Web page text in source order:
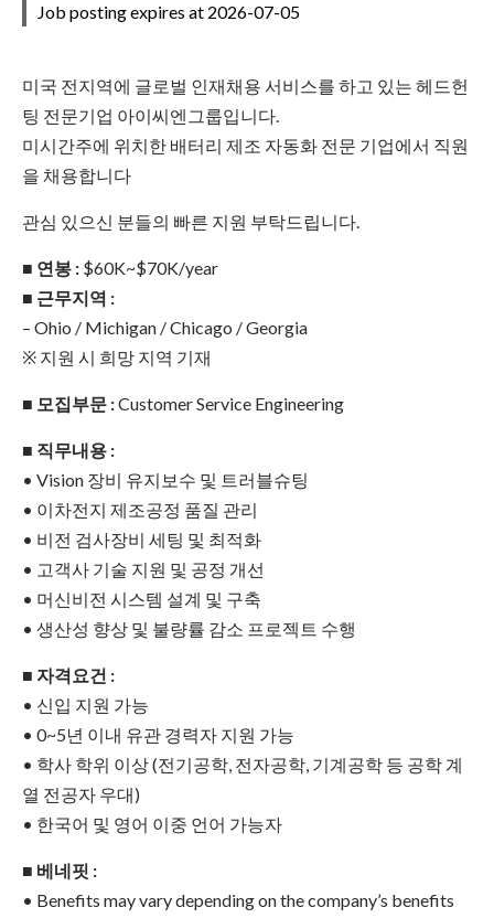
Job posting expires at 2026-07-05
미국 전지역에 글로벌 인재채용 서비스를 하고 있는 헤드헌
팅 전문기업 아이씨엔그룹입니다.
미시간주에 위치한 배터리 제조 자동화 전문 기업에서 직원
을 채용합니다
관심 있으신 분들의 빠른 지원 부탁드립니다.
■ 연봉 : $60K~$70K/year
■ 근무지역 :
– Ohio / Michigan / Chicago / Georgia
※ 지원 시 희망 지역 기재
■ 모집부문 :Customer Service Engineering
■ 직무내용 :
• Vision 장비 유지보수 및 트러블슈팅
• 이차전지 제조공정 품질 관리
• 비전 검사장비 세팅 및 최적화
• 고객사 기술 지원 및 공정 개선
• 머신비전 시스템 설계 및 구축
• 생산성 향상 및 불량률 감소 프로젝트 수행
■ 자격요건 :
• 신입 지원 가능
• 0~5년 이내 유관 경력자 지원 가능
• 학사 학위 이상 (전기공학, 전자공학, 기계공학 등 공학 계
열 전공자 우대)
• 한국어 및 영어 이중 언어 가능자
■ 베네핏 :
• Benefits may vary depending on the company’s benefits